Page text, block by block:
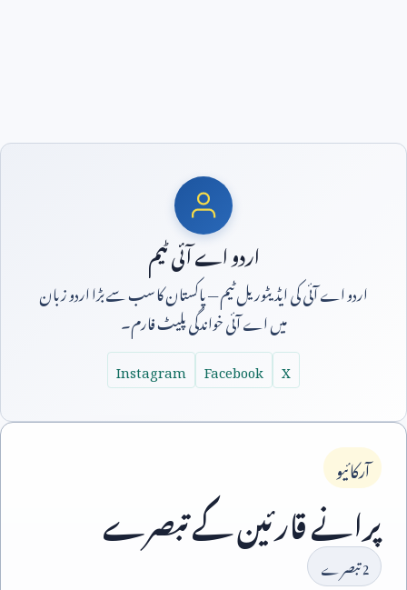
اردو اے آئی ٹیم
اردو اے آئی کی ایڈیٹوریل ٹیم — پاکستان کا سب سے بڑا اردو زبان
میں اے آئی خواندگی پلیٹ فارم۔
X
Facebook
Instagram
آرکائیو
پرانے قارئین کے تبصرے
2تبصرے